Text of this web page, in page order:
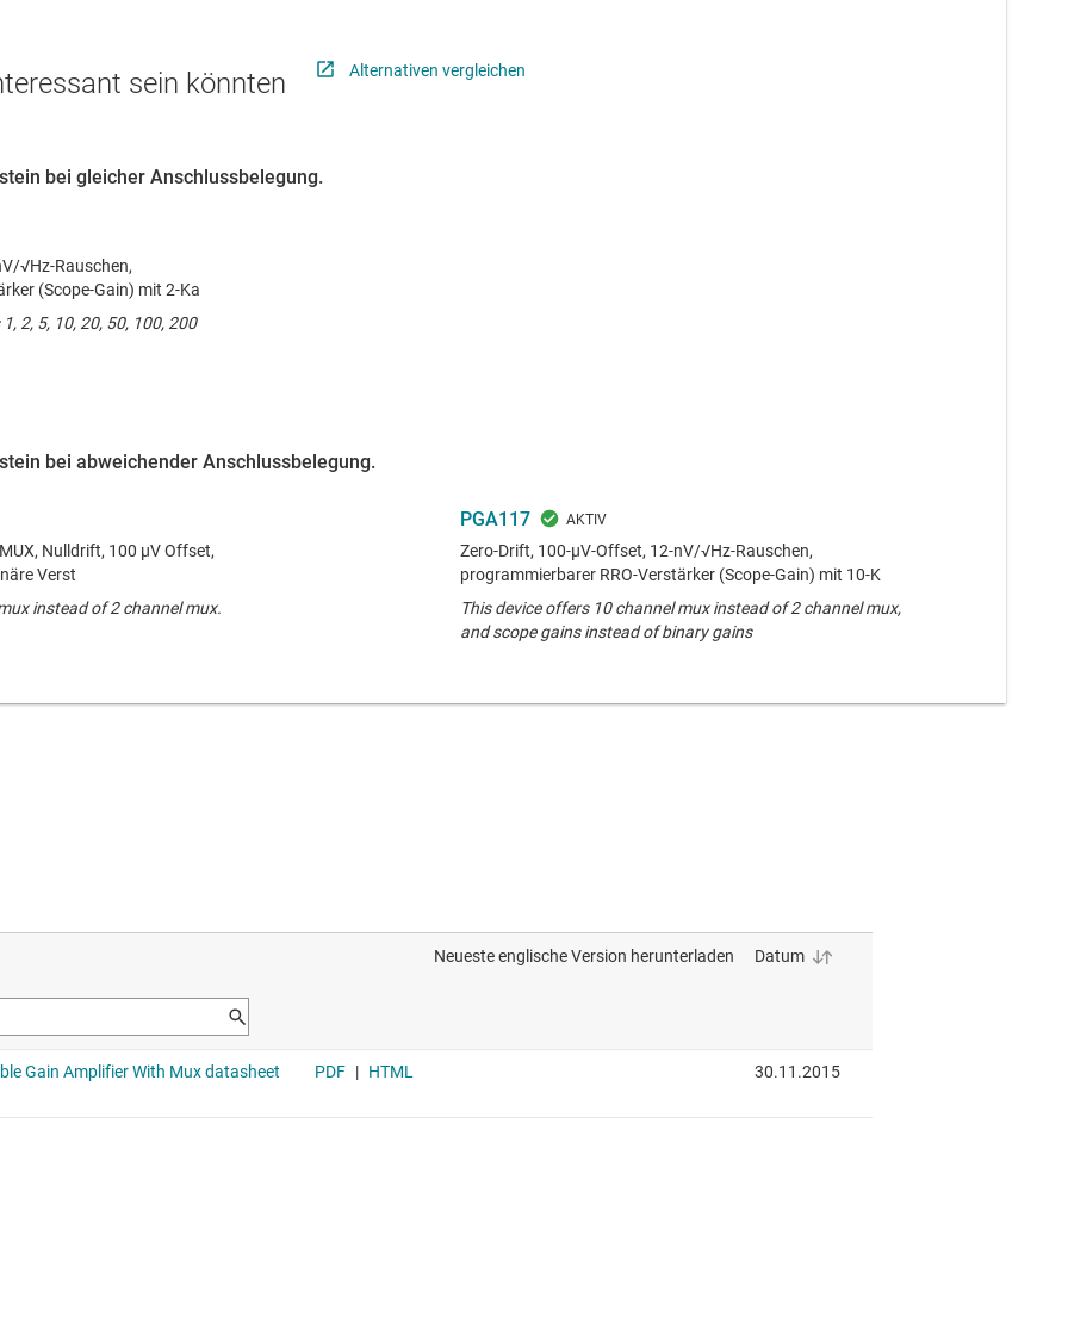
sein könnten Alternativen vergleichen
bei gleicher Anschlussbelegung.
√Hz-Rauschen,
(Scope-Gain) mit 2-Ka
2, 5, 10, 20, 50, 100, 200
bei abweichender Anschlussbelegung.
Nulldrift, 100 µV Offset,
Verst
instead of 2 channel mux.
PGA117
Zero-Drift, 100-µV-Offset, 12-nV/√Hz-Rauschen,
programmierbarer RRO-Verstärker (Scope-Gain) mit 10-K
This device offers 10 channel mux instead of 2 channel mux,
and scope gains instead of binary gains